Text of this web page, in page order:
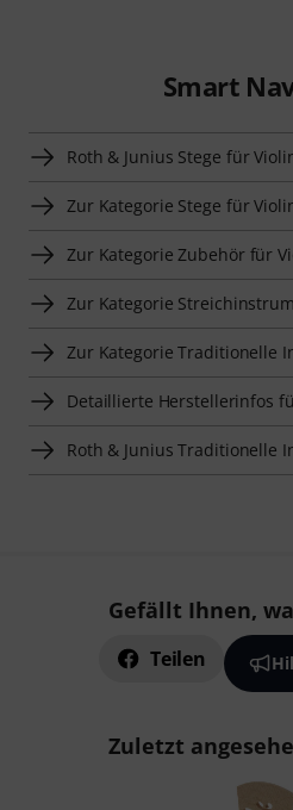
Smart
Roth & Junius Stege für
Zur Kategorie Stege für
Zur Kategorie Zubehör für
Zur Kategorie
Zur Kategorie Traditionelle
Detaillierte Herstellerinfos
Roth & Junius Traditionelle
Gefällt Ihnen,
Teilen
Zuletzt